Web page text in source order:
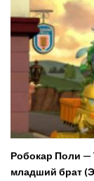
Робокар Поли
младший брат